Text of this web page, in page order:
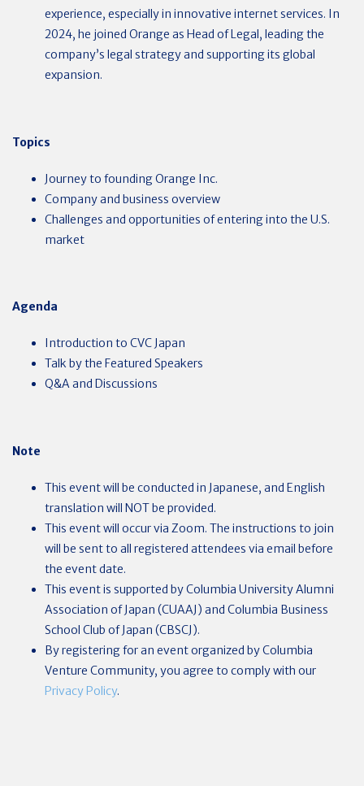
experience, especially in innovative internet services. In
2024, he joined Orange as Head of Legal, leading the
company’s legal strategy and supporting its global
expansion.
Topics
Journey to founding Orange Inc.
Company and business overview
Challenges and opportunities of entering into the U.S.
market
Agenda
Introduction to CVC Japan
Talk by the Featured Speakers
Q&A and Discussions
Note
This event will be conducted in Japanese, and English
translation will NOT be provided.
This event will occur via Zoom. The instructions to join
will be sent to all registered attendees via email before
the event date.
This event is supported by Columbia University Alumni
Association of Japan (CUAAJ) and Columbia Business
School Club of Japan (CBSCJ).
By registering for an event organized by Columbia
Venture Community, you agree to comply with our
Privacy Policy.